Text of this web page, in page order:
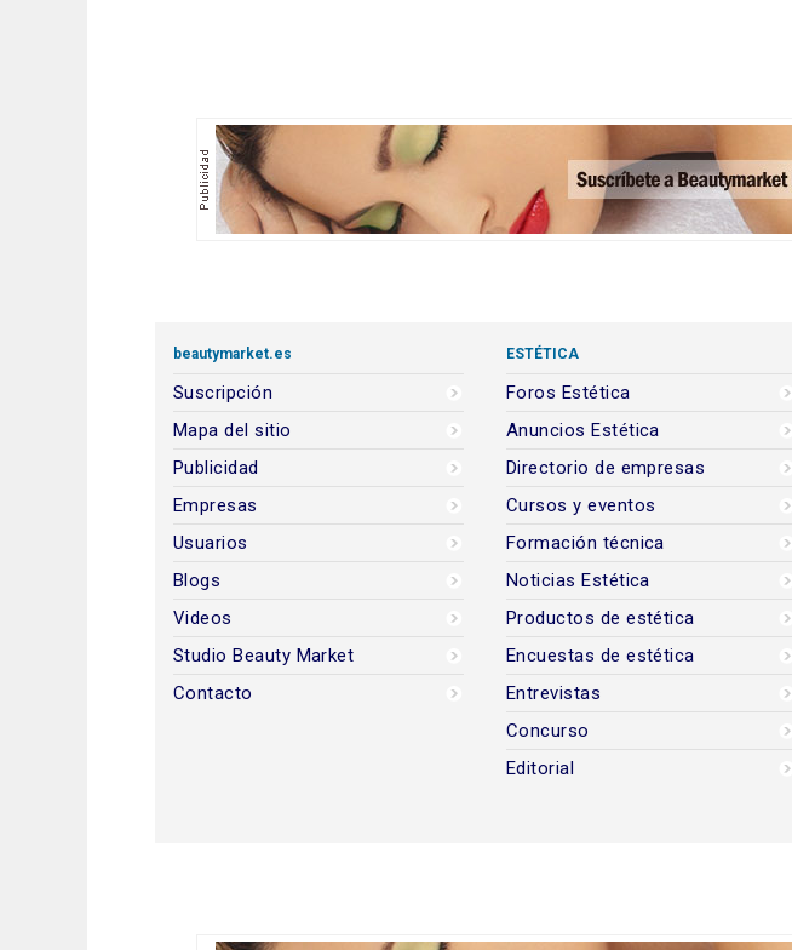
beautymarket.es
Suscripción
Mapa del sitio
Publicidad
Empresas
Usuarios
Blogs
Videos
Studio Beauty Market
Contacto
ESTÉTICA
Foros Estética
Anuncios Estética
Directorio de empresas
Cursos y eventos
Formación técnica
Noticias Estética
Productos de estética
Encuestas de estética
Entrevistas
Concurso
Editorial